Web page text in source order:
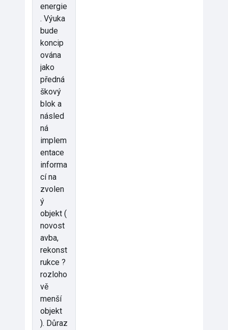
energie
. Výuka
bude
koncip
ována
jako
předná
škový
blok a
násled
ná
implem
entace
informa
cí na
zvolen
ý
objekt (
novost
avba,
rekonst
rukce ?
rozloho
vě
menší
objekt
). Důraz